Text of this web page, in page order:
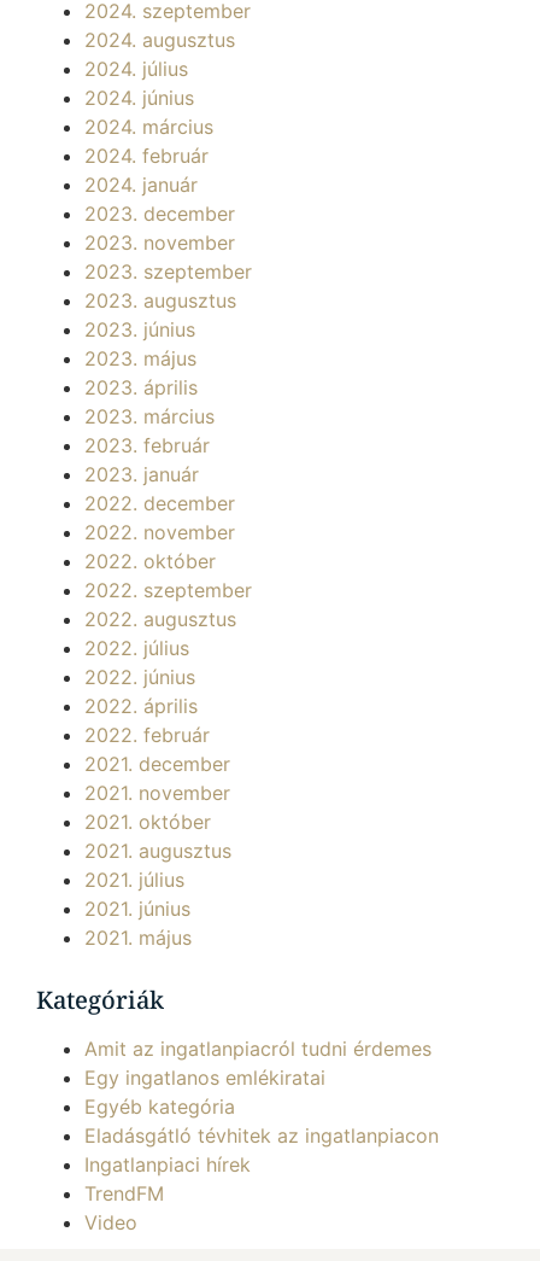
2024. szeptember
2024. augusztus
2024. július
2024. június
2024. március
2024. február
2024. január
2023. december
2023. november
2023. szeptember
2023. augusztus
2023. június
2023. május
2023. április
2023. március
2023. február
2023. január
2022. december
2022. november
2022. október
2022. szeptember
2022. augusztus
2022. július
2022. június
2022. április
2022. február
2021. december
2021. november
2021. október
2021. augusztus
2021. július
2021. június
2021. május
Kategóriák
Amit az ingatlanpiacról tudni érdemes
Egy ingatlanos emlékiratai
Egyéb kategória
Eladásgátló tévhitek az ingatlanpiacon
Ingatlanpiaci hírek
TrendFM
Video